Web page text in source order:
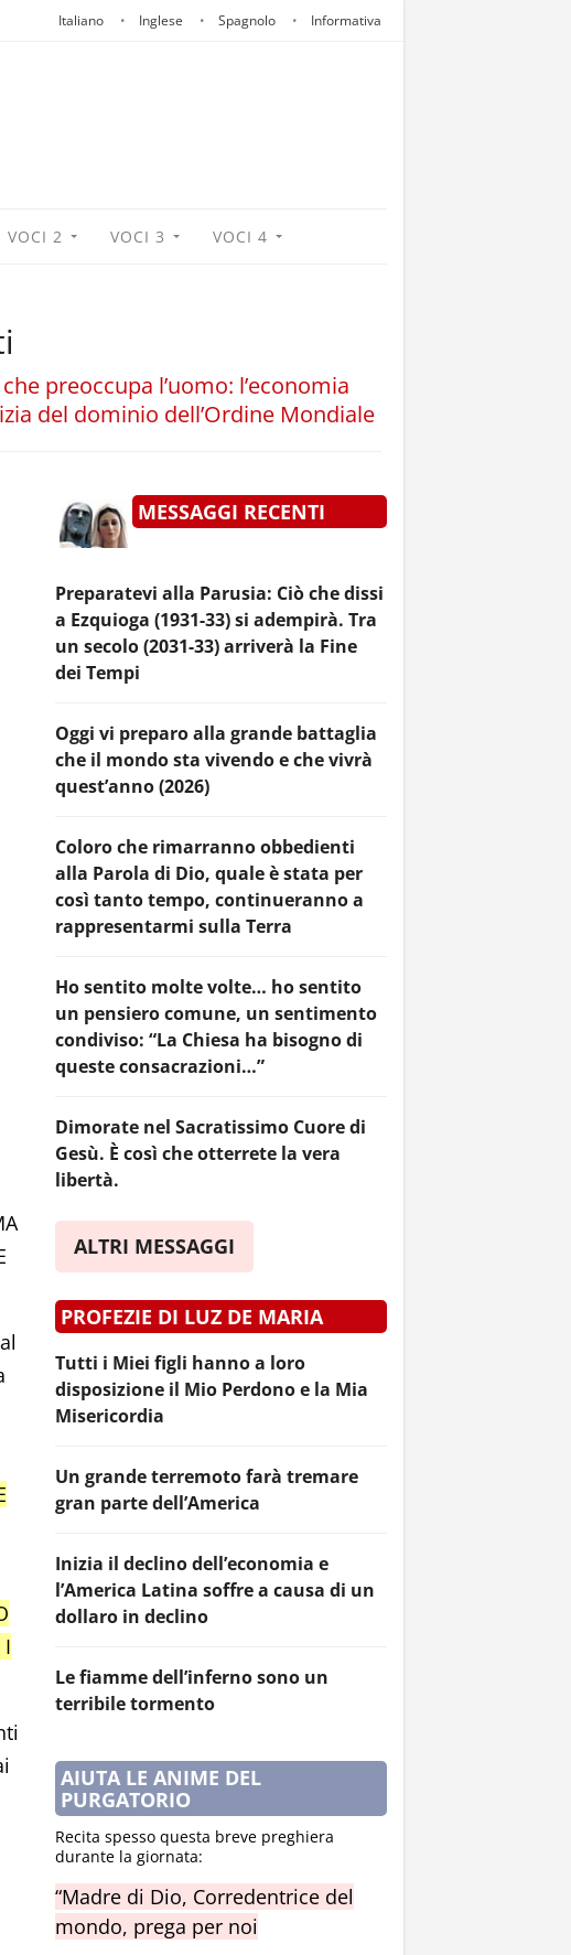
Italiano Inglese Spagnolo Informativa
VOCI 2 VOCI 3 VOCI 4
preoccupa l’uomo: l’economia
del dominio dell’Ordine Mondiale
I
MESSAGGI RECENTI
Preparatevi alla Parusia: Ciò che dissi
a Ezquioga (1931-33) si adempirà. Tra
un secolo (2031-33) arriverà la Fine
dei Tempi
Oggi vi preparo alla grande battaglia
che il mondo sta vivendo e che vivrà
quest’anno (2026)
Coloro che rimarranno obbedienti
alla Parola di Dio, quale è stata per
così tanto tempo, continueranno a
rappresentarmi sulla Terra
Ho sentito molte volte… ho sentito
un pensiero comune, un sentimento
condiviso: “La Chiesa ha bisogno di
queste consacrazioni…”
Dimorate nel Sacratissimo Cuore di
Gesù. È così che otterrete la vera
libertà.
ALTRI MESSAGGI
PROFEZIE DI LUZ DE MARIA
Tutti i Miei figli hanno a loro
disposizione il Mio Perdono e la Mia
Misericordia
Un grande terremoto farà tremare
gran parte dell’America
Inizia il declino dell’economia e
l’America Latina soffre a causa di un
dollaro in declino
Le fiamme dell’inferno sono un
terribile tormento
AIUTA LE ANIME DEL
PURGATORIO
Recita spesso questa breve preghiera
durante la giornata:
“Madre di Dio, Corredentrice del
mondo, prega per noi